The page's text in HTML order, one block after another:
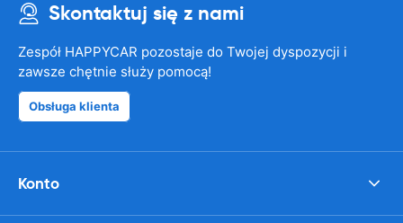
Skontaktuj się z nami
Zespół HAPPYCAR pozostaje do Twojej dyspozycji i
zawsze chętnie służy pomocą!
Obsługa klienta
Konto